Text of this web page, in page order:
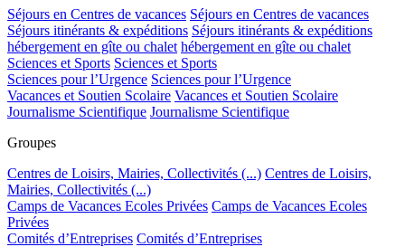
Séjours en Centres de vacances Séjours en Centres de vacances
Séjours itinérants & expéditions Séjours itinérants & expéditions
hébergement en gîte ou chalet hébergement en gîte ou chalet
Sciences et Sports Sciences et Sports
Sciences pour l’Urgence Sciences pour l’Urgence
Vacances et Soutien Scolaire Vacances et Soutien Scolaire
Journalisme Scientifique Journalisme Scientifique
Groupes
Centres de Loisirs, Mairies, Collectivités (...) Centres de Loisirs,
Mairies, Collectivités (...)
Camps de Vacances Ecoles Privées Camps de Vacances Ecoles
Privées
Comités d’Entreprises Comités d’Entreprises